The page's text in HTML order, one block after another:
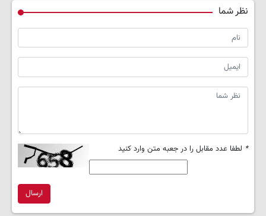
نظر شما
* لطفا عدد مقابل را در جعبه متن وارد کنید
ارسال